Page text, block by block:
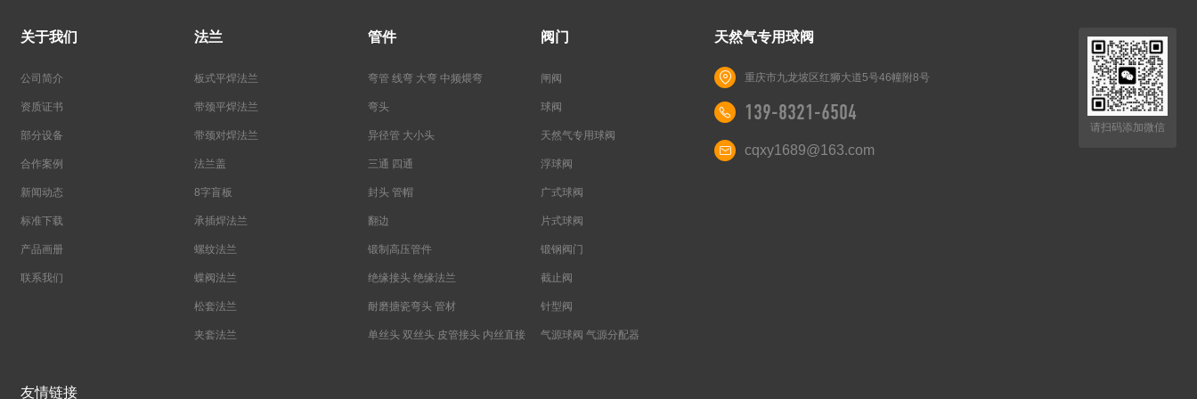
关于我们
公司简介
资质证书
部分设备
合作案例
新闻动态
标准下载
产品画册
联系我们
法兰
板式平焊法兰
带颈平焊法兰
带颈对焊法兰
法兰盖
8字盲板
承插焊法兰
螺纹法兰
蝶阀法兰
松套法兰
夹套法兰
管件
弯管 线弯 大弯 中频煨弯
弯头
异径管 大小头
三通 四通
封头 管帽
翻边
锻制高压管件
绝缘接头 绝缘法兰
耐磨搪瓷弯头 管材
单丝头 双丝头 皮管接头 内丝直接
阀门
闸阀
球阀
天然气专用球阀
浮球阀
广式球阀
片式球阀
锻钢阀门
截止阀
针型阀
气源球阀 气源分配器
天然气专用球阀
重庆市九龙坡区红狮大道5号46幢附8号
139-8321-6504
cqxy1689@163.com
请扫码添加微信
友情链接